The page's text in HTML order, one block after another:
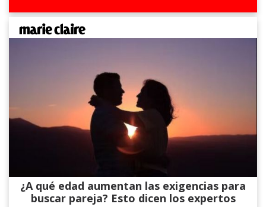
¿A qué edad aumentan las exigencias para
buscar pareja? Esto dicen los expertos